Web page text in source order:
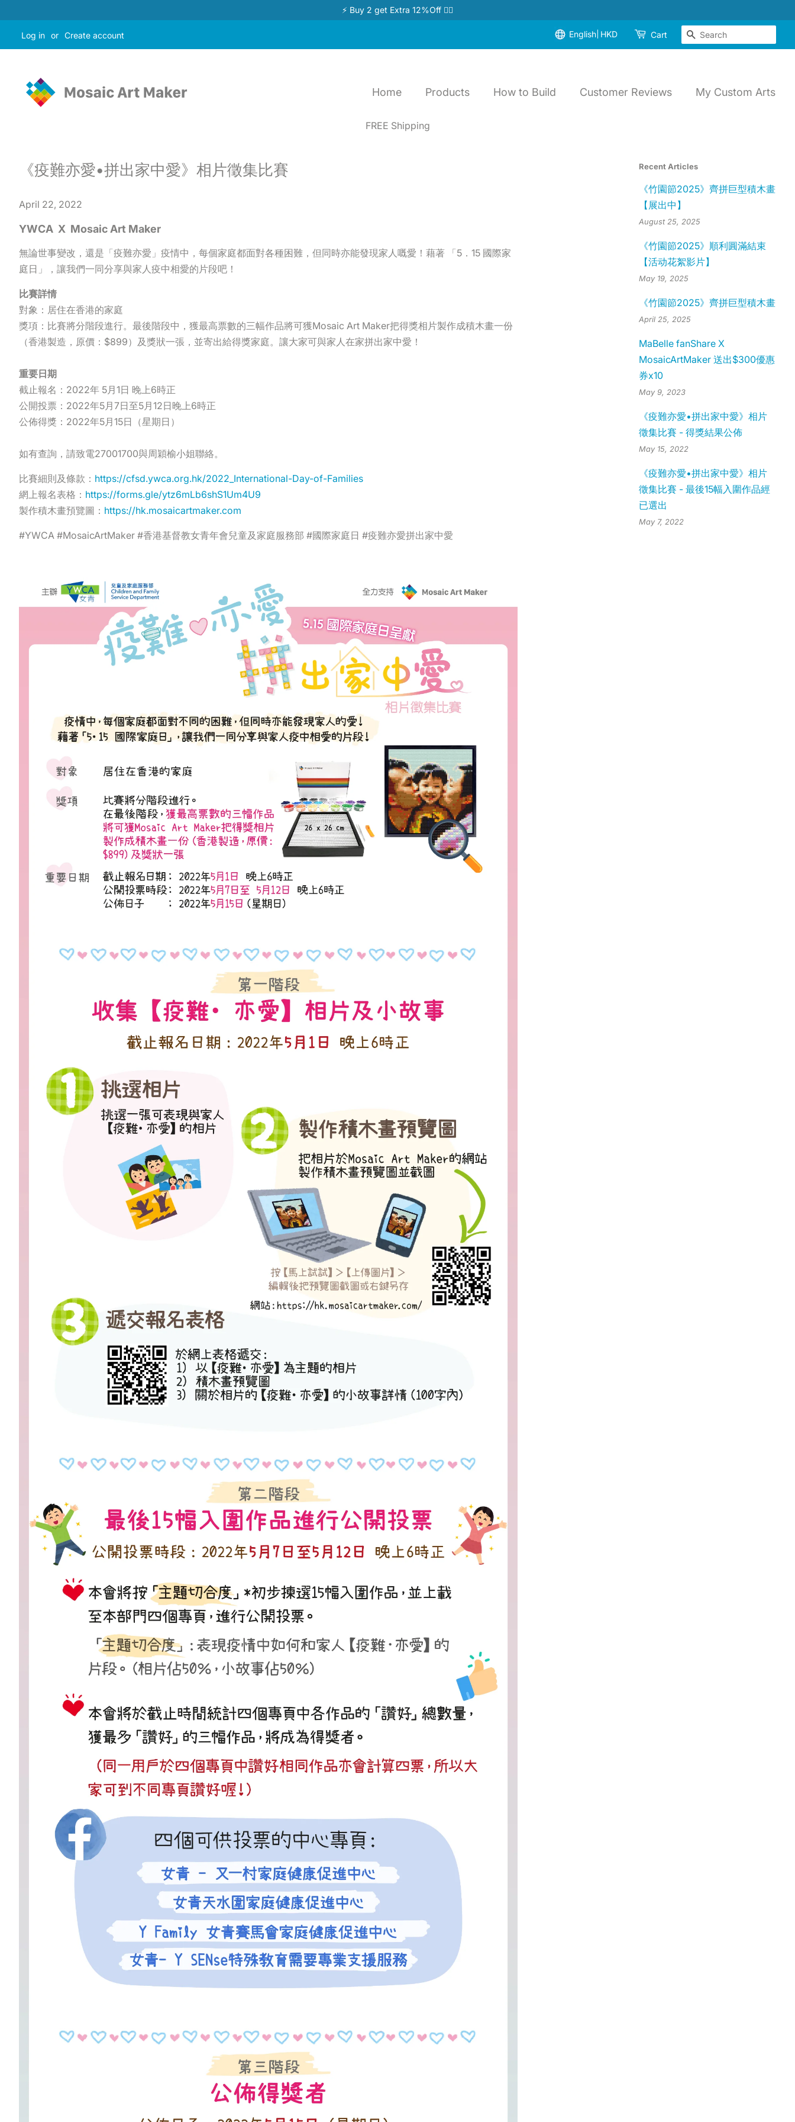
⚡ Buy 2 get Extra 12%Off 👉🏻
Log in or Create account English HKD Cart Search
Home Products How to Build Customer Reviews My Custom Arts
FREE Shipping
《疫難亦愛•拼出家中愛》相片徵集比賽
April 22, 2022
YWCA X Mosaic Art Maker
無論世事變改，還是「疫難亦愛」疫情中，每個家庭都面對各種困難，但同時亦能發現家人嘅愛！藉著 「5．15 國際家
庭日」，讓我們一同分享與家人疫中相愛的片段吧！
比賽詳情
對象：居住在香港的家庭
獎項：比賽將分階段進行。最後階段中，獲最高票數的三幅作品將可獲Mosaic Art Maker把得獎相片製作成積木畫一份
（香港製造，原價：$899）及獎狀一張，並寄出給得獎家庭。讓大家可與家人在家拼出家中愛！
重要日期
截止報名：2022年 5月1日 晚上6時正
公開投票：2022年5月7日至5月12日晚上6時正
公佈得獎：2022年5月15日（星期日）
如有查詢，請致電27001700與周穎榆小姐聯絡。
比賽細則及條款： https://cfsd.ywca.org.hk/2022_International-Day-of-Families
網上報名表格： https://forms.gle/ytz6mLb6shS1Um4U9
製作積木畫預覽圖： https://hk.mosaicartmaker.com
#YWCA #MosaicArtMaker #香港基督教女青年會兒童及家庭服務部 #國際家庭日 #疫難亦愛拼出家中愛
Recent Articles
《竹園節2025》齊拼巨型積木畫
【展出中】
August 25, 2025
《竹園節2025》順利圓滿結束
【活动花絮影片】
May 19, 2025
《竹園節2025》齊拼巨型積木畫
April 25, 2025
MaBelle fanShare X
MosaicArtMaker 送出$300優惠
券x10
May 9, 2023
《疫難亦愛•拼出家中愛》相片
徵集比賽 - 得獎結果公佈
May 15, 2022
《疫難亦愛•拼出家中愛》相片
徵集比賽 - 最後15幅入圍作品經
已選出
May 7, 2022